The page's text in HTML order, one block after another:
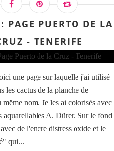
PAGE PUERTO DE LA
- TENERIFE
une page sur laquelle j'ai utilisé
les cactus de la planche de
même nom. Je les ai colorisés avec
aquarellables A. Dürer. Sur le fond
de l'encre distress oxide et le
qui...